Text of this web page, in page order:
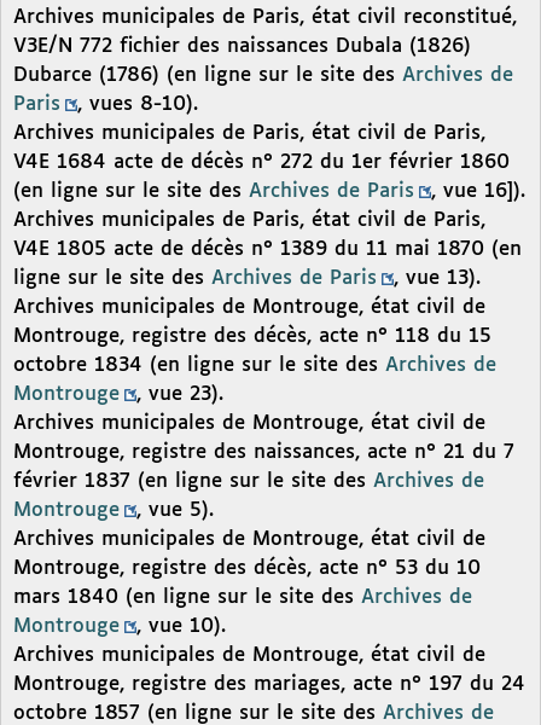
Archives municipales de Paris, état civil reconstitué,
V3E/N 772 fichier des naissances Dubala (1826)
Dubarce (1786) (en ligne sur le site des Archives de
Paris
, vues 8-10).
Archives municipales de Paris, état civil de Paris,
V4E 1684 acte de décès n° 272 du 1er février 1860
(en ligne sur le site des Archives de Paris
, vue 16]).
Archives municipales de Paris, état civil de Paris,
V4E 1805 acte de décès n° 1389 du 11 mai 1870 (en
ligne sur le site des Archives de Paris
, vue 13).
Archives municipales de Montrouge, état civil de
Montrouge, registre des décès, acte n° 118 du 15
octobre 1834 (en ligne sur le site des Archives de
Montrouge
, vue 23).
Archives municipales de Montrouge, état civil de
Montrouge, registre des naissances, acte n° 21 du 7
février 1837 (en ligne sur le site des Archives de
Montrouge
, vue 5).
Archives municipales de Montrouge, état civil de
Montrouge, registre des décès, acte n° 53 du 10
mars 1840 (en ligne sur le site des Archives de
Montrouge
, vue 10).
Archives municipales de Montrouge, état civil de
Montrouge, registre des mariages, acte n° 197 du 24
octobre 1857 (en ligne sur le site des Archives de